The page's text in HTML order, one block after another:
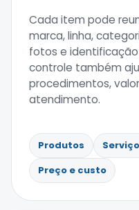
Cada item pode
marca, linha,
fotos e identificação
controle também
procedimentos,
atendimento.
Produtos
Preço e custo